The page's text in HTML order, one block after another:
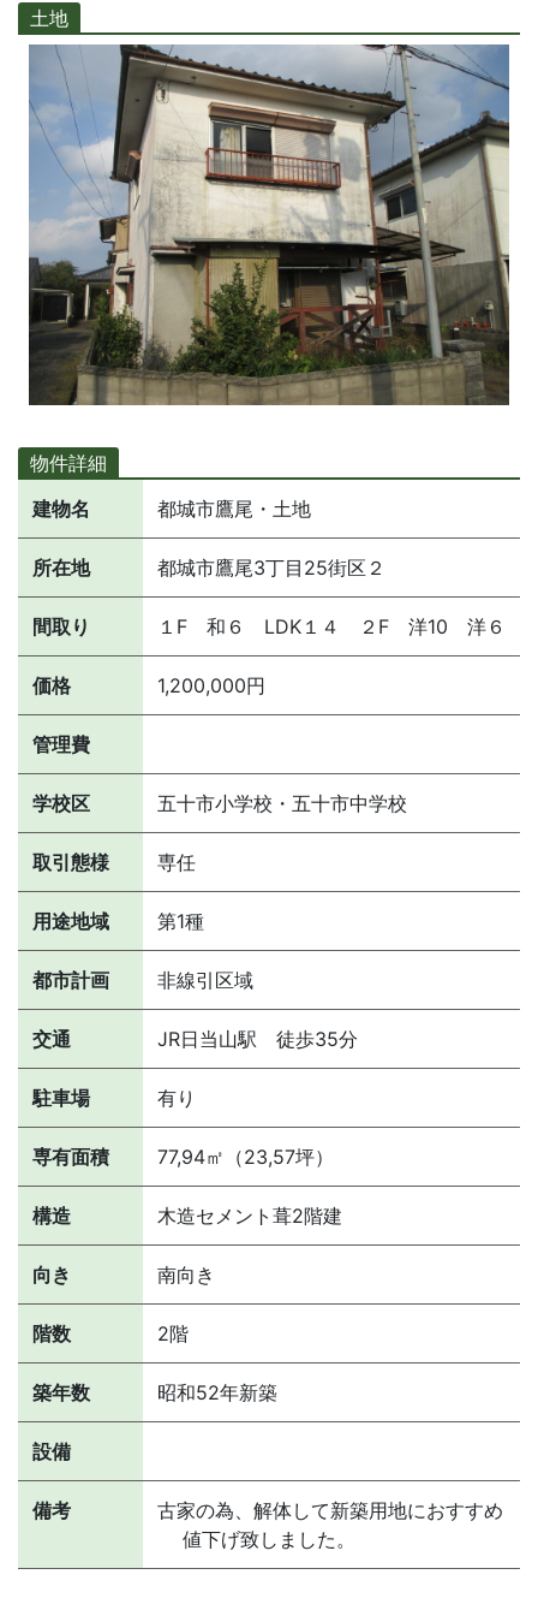
土地
物件詳細
建物名
都城市鷹尾・土地
所在地 都城市鷹尾3丁目25街区２
間取り １F 和６ LDK１４ ２F 洋10 洋６
価格 1,200,000円
管理費
学校区 五十市小学校・五十市中学校
取引態様 専任
用途地域 第1種
都市計画 非線引区域
交通 JR日当山駅 徒歩35分
駐車場 有り
専有面積 77,94㎡（23,57坪）
構造 木造セメント葺2階建
向き 南向き
階数 2階
築年数 昭和52年新築
設備
備考
古家の為、解体して新築用地におすすめ
値下げ致しました。